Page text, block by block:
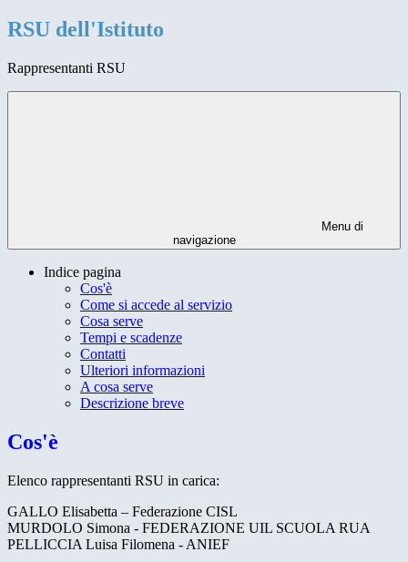
RSU dell'Istituto
Rappresentanti RSU
Menu di
navigazione
Indice pagina
Cos'è
Come si accede al servizio
Cosa serve
Tempi e scadenze
Contatti
Ulteriori informazioni
A cosa serve
Descrizione breve
Cos'è
Elenco rappresentanti RSU in carica:
GALLO Elisabetta – Federazione CISL
MURDOLO Simona - FEDERAZIONE UIL SCUOLA RUA
PELLICCIA Luisa Filomena - ANIEF